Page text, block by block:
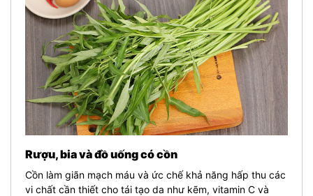
Rượu, bia và đồ uống có cồn
Cồn làm giãn mạch máu và ức chế khả năng hấp thu các
vi chất cần thiết cho tái tạo da như kẽm, vitamin C và